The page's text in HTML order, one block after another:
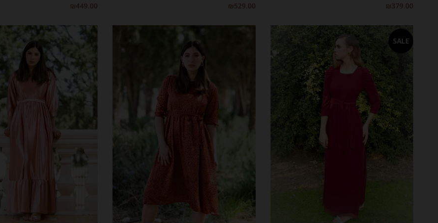
₪379.00
₪529.00
₪449.00
SALE